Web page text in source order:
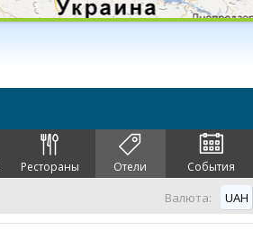
Рестораны Отели События
Валюта: UAH